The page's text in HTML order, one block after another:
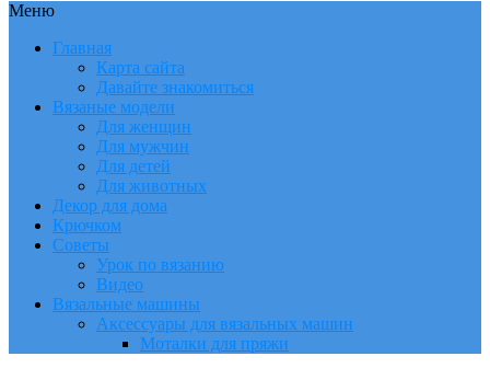
Меню
Главная
Карта сайта
Давайте знакомиться
Вязаные модели
Для женщин
Для мужчин
Для детей
Для животных
Декор для дома
Крючком
Советы
Урок по вязанию
Видео
Вязальные машины
Аксессуары для вязальных машин
Моталки для пряжи